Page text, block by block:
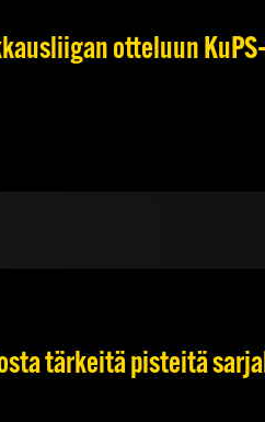
otteluun
tärkeitä pisteitä